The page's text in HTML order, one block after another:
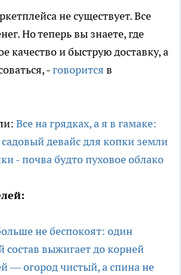
не существует. Все
Но теперь вы знаете, где
качество и быструю доставку, а
-говорится в
Все на грядках, а я в гамаке:
девайс для копки земли
- почва будто пуховое облако
не беспокоят: один
состав выжигает до корней
— огород чистый, а спина не